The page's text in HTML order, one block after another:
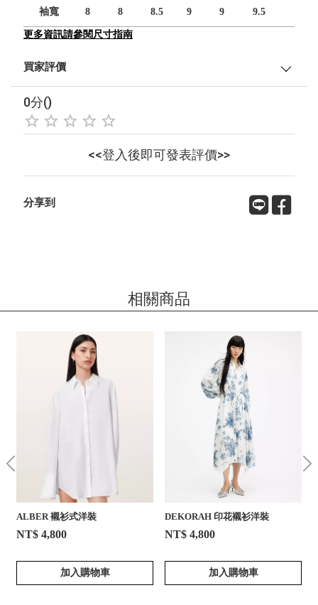
袖寬 8 8 8.5 9 9 9.5
更多資訊請參閱尺寸指南
買家評價
0分()
<<登入後即可發表評價>>
分享到
相關商品
ALBER 襯衫式洋裝
NT$ 4,800
加入購物車
DEKORAH 印花襯衫洋裝
NT$ 4,800
加入購物車